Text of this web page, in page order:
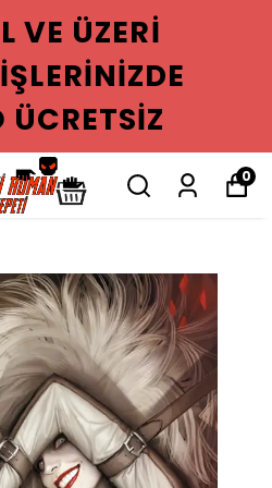
VE ÜZERI
ÜCRETSIZ
0